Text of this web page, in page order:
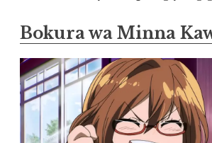
Bokura wa Minna